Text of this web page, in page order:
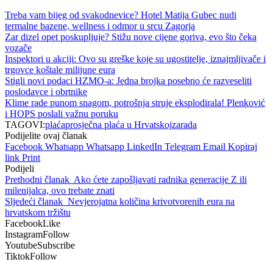
Treba vam bijeg od svakodnevice? Hotel Matija Gubec nudi
termalne bazene, wellness i odmor u srcu Zagorja
Zar dizel opet poskupljuje? Stižu nove cijene goriva, evo što čeka
vozače
Inspektori u akciji: Ovo su greške koje su ugostitelje, iznajmljivače i
trgovce koštale milijune eura
Stigli novi podaci HZMO-a: Jedna brojka posebno će razveseliti
poslodavce i obrtnike
Klime rade punom snagom, potrošnja struje eksplodirala! Plenković
i HOPS poslali važnu poruku
TAGOVI:plaćaprosječna plaća u Hrvatskojzarada
Podijelite ovaj članak
Facebook Whatsapp Whatsapp LinkedIn Telegram Email Kopiraj
link Print
Podijeli
Prethodni članak Ako ćete zapošljavati radnika generacije Z ili
milenijalca, ovo trebate znati
Sljedeći članak Nevjerojatna količina krivotvorenih eura na
hrvatskom tržištu
FacebookLike
InstagramFollow
YoutubeSubscribe
TiktokFollow